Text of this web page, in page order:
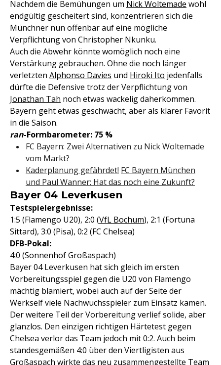
Nachdem die Bemühungen um Nick Woltemade wohl
endgültig gescheitert sind, konzentrieren sich die
Münchner nun offenbar auf eine mögliche
Verpflichtung von Christopher Nkunku.
Auch die Abwehr könnte womöglich noch eine
Verstärkung gebrauchen. Ohne die noch länger
verletzten Alphonso Davies und Hiroki Ito jedenfalls
dürfte die Defensive trotz der Verpflichtung von
Jonathan Tah noch etwas wackelig daherkommen.
Bayern geht etwas geschwächt, aber als klarer Favorit
in die Saison.
ran-Formbarometer: 75 %
FC Bayern: Zwei Alternativen zu Nick Woltemade
vom Markt?
Kaderplanung gefährdet! FC Bayern München
und Paul Wanner: Hat das noch eine Zukunft?
Bayer 04 Leverkusen
Testspielergebnisse:
1:5 (Flamengo U20), 2:0 (VfL Bochum), 2:1 (Fortuna
Sittard), 3:0 (Pisa), 0:2 (FC Chelsea)
DFB-Pokal:
4:0 (Sonnenhof Großaspach)
Bayer 04 Leverkusen hat sich gleich im ersten
Vorbereitungsspiel gegen die U20 von Flamengo
mächtig blamiert, wobei auch auf der Seite der
Werkself viele Nachwuchsspieler zum Einsatz kamen.
Der weitere Teil der Vorbereitung verlief solide, aber
glanzlos. Den einzigen richtigen Härtetest gegen
Chelsea verlor das Team jedoch mit 0:2. Auch beim
standesgemäßen 4:0 über den Viertligisten aus
Großaspach wirkte das neu zusammengestellte Team